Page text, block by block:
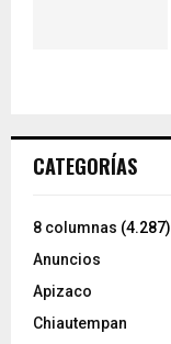
CATEGORÍAS
8 columnas (4.287)
Anuncios
Apizaco
Chiautempan